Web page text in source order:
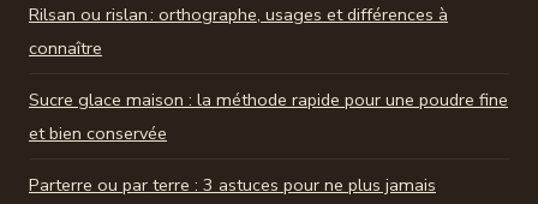
Rilsan ou rislan : orthographe, usages et différences à
connaître
Sucre glace maison : la méthode rapide pour une poudre fine
et bien conservée
Parterre ou par terre : 3 astuces pour ne plus jamais